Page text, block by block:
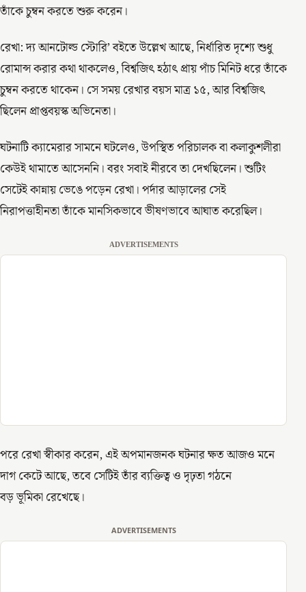
তাঁকে চুম্বন করতে শুরু করেন।
রেখা: দ্য আনটোল্ড স্টোরি’ বইতে উল্লেখ আছে, নির্ধারিত দৃশ্যে শুধু
রোমান্স করার কথা থাকলেও, বিশ্বজিৎ হঠাৎ প্রায় পাঁচ মিনিট ধরে তাঁকে
চুম্বন করতে থাকেন। সে সময় রেখার বয়স মাত্র ১৫, আর বিশ্বজিৎ
ছিলেন প্রাপ্তবয়স্ক অভিনেতা।
ঘটনাটি ক্যামেরার সামনে ঘটলেও, উপস্থিত পরিচালক বা কলাকুশলীরা
কেউই থামাতে আসেননি। বরং সবাই নীরবে তা দেখছিলেন। শুটিং
সেটেই কান্নায় ভেঙে পড়েন রেখা। পর্দার আড়ালের সেই
নিরাপত্তাহীনতা তাঁকে মানসিকভাবে ভীষণভাবে আঘাত করেছিল।
ADVERTISEMENTS
পরে রেখা স্বীকার করেন, এই অপমানজনক ঘটনার ক্ষত আজও মনে
দাগ কেটে আছে, তবে সেটিই তাঁর ব্যক্তিত্ব ও দৃঢ়তা গঠনে
বড় ভূমিকা রেখেছে।
ADVERTISEMENTS